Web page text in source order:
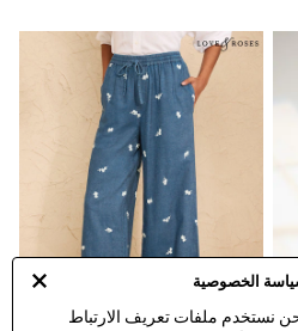
الخصوصية
نستخدم ملفات تعريف الارتباط
Occasion